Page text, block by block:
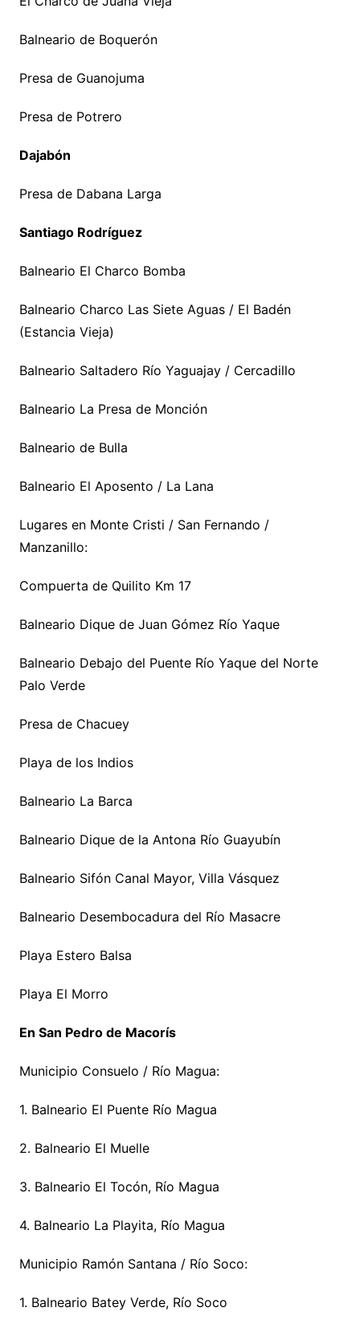
Balneario de Boquerón
Presa de Guanojuma
Presa de Potrero
Dajabón
Presa de Dabana Larga
Santiago Rodríguez
Balneario El Charco Bomba
Balneario Charco Las Siete Aguas / El Badén
(Estancia Vieja)
Balneario Saltadero Río Yaguajay / Cercadillo
Balneario La Presa de Monción
Balneario de Bulla
Balneario El Aposento / La Lana
Lugares en Monte Cristi / San Fernando /
Manzanillo:
Compuerta de Quilito Km 17
Balneario Dique de Juan Gómez Río Yaque
Balneario Debajo del Puente Río Yaque del Norte
Palo Verde
Presa de Chacuey
Playa de los Indios
Balneario La Barca
Balneario Dique de la Antona Río Guayubín
Balneario Sifón Canal Mayor, Villa Vásquez
Balneario Desembocadura del Río Masacre
Playa Estero Balsa
Playa El Morro
En San Pedro de Macorís
Municipio Consuelo / Río Magua:
1. Balneario El Puente Río Magua
2. Balneario El Muelle
3. Balneario El Tocón, Río Magua
4. Balneario La Playita, Río Magua
Municipio Ramón Santana / Río Soco:
1. Balneario Batey Verde, Río Soco